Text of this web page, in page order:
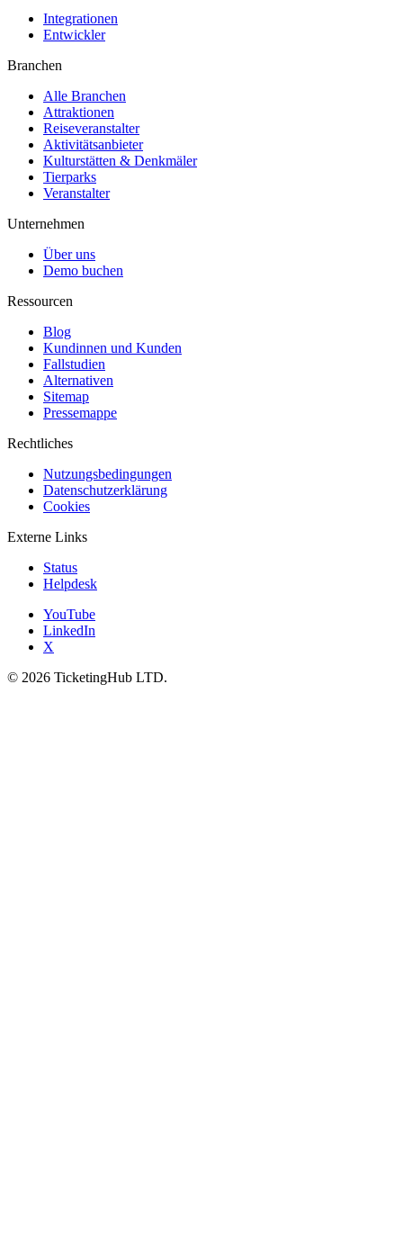
Integrationen
Entwickler
Branchen
Alle Branchen
Attraktionen
Reiseveranstalter
Aktivitätsanbieter
Kulturstätten & Denkmäler
Tierparks
Veranstalter
Unternehmen
Über uns
Demo buchen
Ressourcen
Blog
Kundinnen und Kunden
Fallstudien
Alternativen
Sitemap
Pressemappe
Rechtliches
Nutzungsbedingungen
Datenschutzerklärung
Cookies
Externe Links
Status
Helpdesk
YouTube
LinkedIn
X
© 2026 TicketingHub LTD.